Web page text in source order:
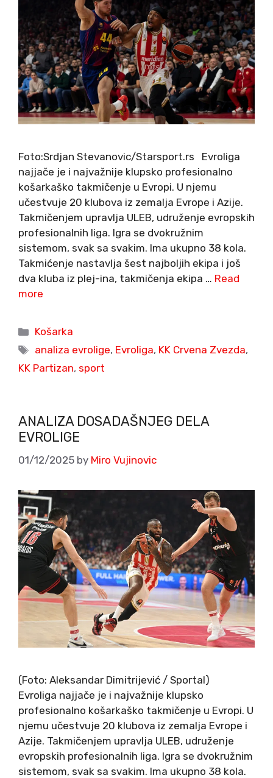
Foto:Srdjan Stevanovic/Starsport.rs Evroliga
najjače je i najvažnije klupsko profesionalno
košarkaško takmičenje u Evropi. U njemu
učestvuje 20 klubova iz zemalja Evrope i Azije.
Takmičenjem upravlja ULEB, udruženje evropskih
profesionalnih liga. Igra se dvokružnim
sistemom, svak sa svakim. Ima ukupno 38 kola.
Takmićenje nastavlja šest najboljih ekipa i još
dva kluba iz plej-ina, takmičenja ekipa … Read
more
Categories
Košarka
Tags
analiza evrolige, Evroliga, KK Crvena Zvezda,
KK Partizan, sport
ANALIZA DOSADAŠNJEG DELA
EVROLIGE
01/12/2025 by Miro Vujinovic
(Foto: Aleksandar Dimitrijević / Sportal)
Evroliga najjače je i najvažnije klupsko
profesionalno košarkaško takmičenje u Evropi. U
njemu učestvuje 20 klubova iz zemalja Evrope i
Azije. Takmičenjem upravlja ULEB, udruženje
evropskih profesionalnih liga. Igra se dvokružnim
sistemom, svak sa svakim. Ima ukupno 38 kola.